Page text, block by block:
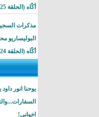
أكًاه (الحلقة 25)
مذكرات
البوليساريو
أكًاه (الحلقة 24)
يوحنا انور
اخواني!